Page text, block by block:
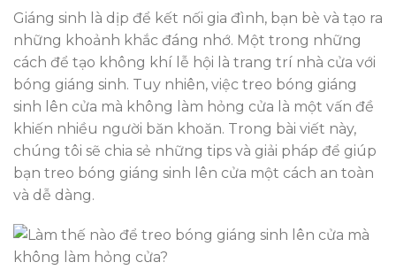
Giáng sinh là dịp để kết nối gia đình, bạn bè và tạo ra
những khoảnh khắc đáng nhớ. Một trong những
cách để tạo không khí lễ hội là trang trí nhà cửa với
bóng giáng sinh. Tuy nhiên, việc treo bóng giáng
sinh lên cửa mà không làm hỏng cửa là một vấn đề
khiến nhiều người băn khoăn. Trong bài viết này,
chúng tôi sẽ chia sẻ những tips và giải pháp để giúp
bạn treo bóng giáng sinh lên cửa một cách an toàn
và dễ dàng.